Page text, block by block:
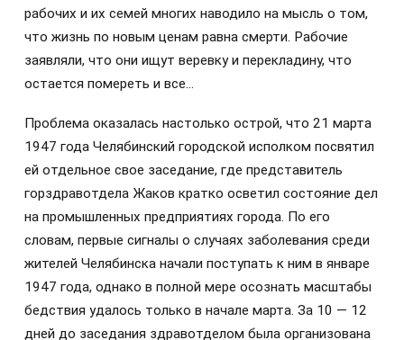
рабочих и их семей многих наводило на мысль о том,
что жизнь по новым ценам равна смерти. Рабочие
заявляли, что они ищут веревку и перекладину, что
остается помереть и все…
Проблема оказалась настолько острой, что 21 марта
1947 года Челябинский городской исполком посвятил
ей отдельное свое заседание, где представитель
горздравотдела Жаков кратко осветил состояние дел
на промышленных предприятиях города. По его
словам, первые сигналы о случаях заболевания среди
жителей Челябинска начали поступать к ним в январе
1947 года, однако в полной мере осознать масштабы
бедствия удалось только в начале марта. За 10 — 12
дней до заседания здравотделом была организована